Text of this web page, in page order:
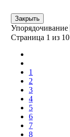
Закрыть
Упорядочивание
Страница 1 из 10
1
2
3
4
5
6
7
8